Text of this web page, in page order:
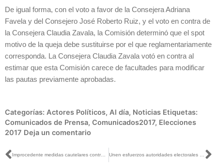
De igual forma, con el voto a favor de la Consejera Adriana
Favela y del Consejero José Roberto Ruiz, y el voto en contra de
la Consejera Claudia Zavala, la Comisión determinó que el spot
motivo de la queja debe sustituirse por el que reglamentariamente
corresponda. La Consejera Claudia Zavala votó en contra al
estimar que esta Comisión carece de facultades para modificar
las pautas previamente aprobadas.
Categorías: Actores Políticos, Al día, Noticias Etiquetas:
Comunicados de Prensa, Comunicados2017, Elecciones
2017 Deja un comentario
Ant